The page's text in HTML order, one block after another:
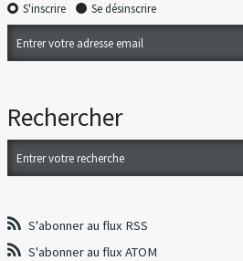
S'inscrire Se désinscrire
Rechercher
S'abonner au flux RSS
S'abonner au flux ATOM